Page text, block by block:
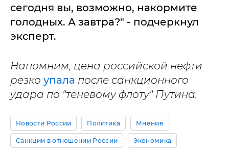
сегодня вы, возможно, накормите
голодных. А завтра?" - подчеркнул
эксперт.
Напомним, цена российской нефти
резко упала после санкционного
удара по "теневому флоту" Путина.
Новости России Политика Мнение
Санкции в отношении России Экономика